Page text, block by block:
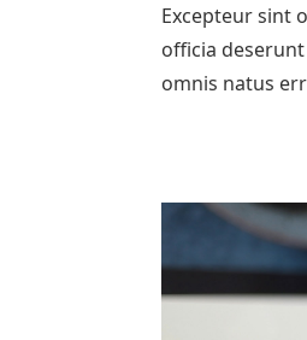
Excepteur sint
officia
omnis natus